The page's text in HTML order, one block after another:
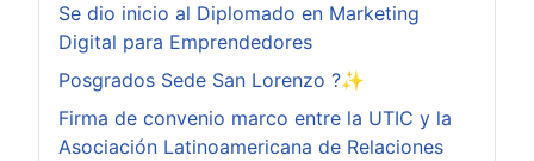
Se dio inicio al Diplomado en Marketing
Digital para Emprendedores
Posgrados Sede San Lorenzo ?✨
Firma de convenio marco entre la UTIC y la
Asociación Latinoamericana de Relaciones